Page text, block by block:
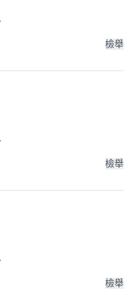
檢舉
檢舉
檢舉